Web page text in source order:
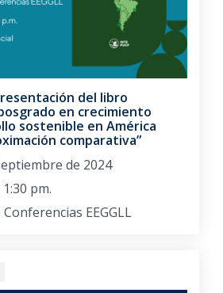
del libro
en crecimiento
sostenible en América
comparativa”
de 2024
1:30 pm.
Conferencias EEGGLL